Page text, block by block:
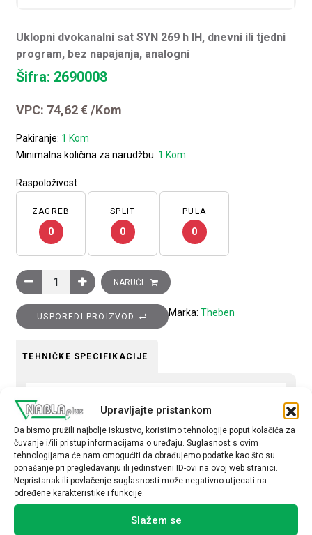
Upravljajte pristankom
Da bismo pružili najbolje iskustvo, koristimo tehnologije poput kolačića za
čuvanje i/ili pristup informacijama o uređaju. Suglasnost s ovim
tehnologijama će nam omogućiti da obrađujemo podatke kao što su
ponašanje pri pregledavanju ili jedinstveni ID-ovi na ovoj web stranici.
Nepristanak ili povlačenje suglasnosti može negativno utjecati na
određene karakteristike i funkcije.
Slažem se
Uklopni dvokanalni sat SYN 269 h IH, dnevni ili tjedni
program, bez napajanja, analogni
Šifra: 2690008
VPC: 74,62€ /Kom
Pakiranje: 1 Kom
Minimalna količina za narudžbu: 1 Kom
Raspoloživost
ZAGREB
0
SPLIT
0
PULA
0
Uklopni dvokanalni sat SYN 269 h IH, dnevni ili tjedni
NARUČI
USPOREDI PROIZVOD Marka: Theben
TEHNIČKE SPECIFIKACIJE
Uklopni satovi
Način rada
Mehanički
Broj kanala
1 C/O